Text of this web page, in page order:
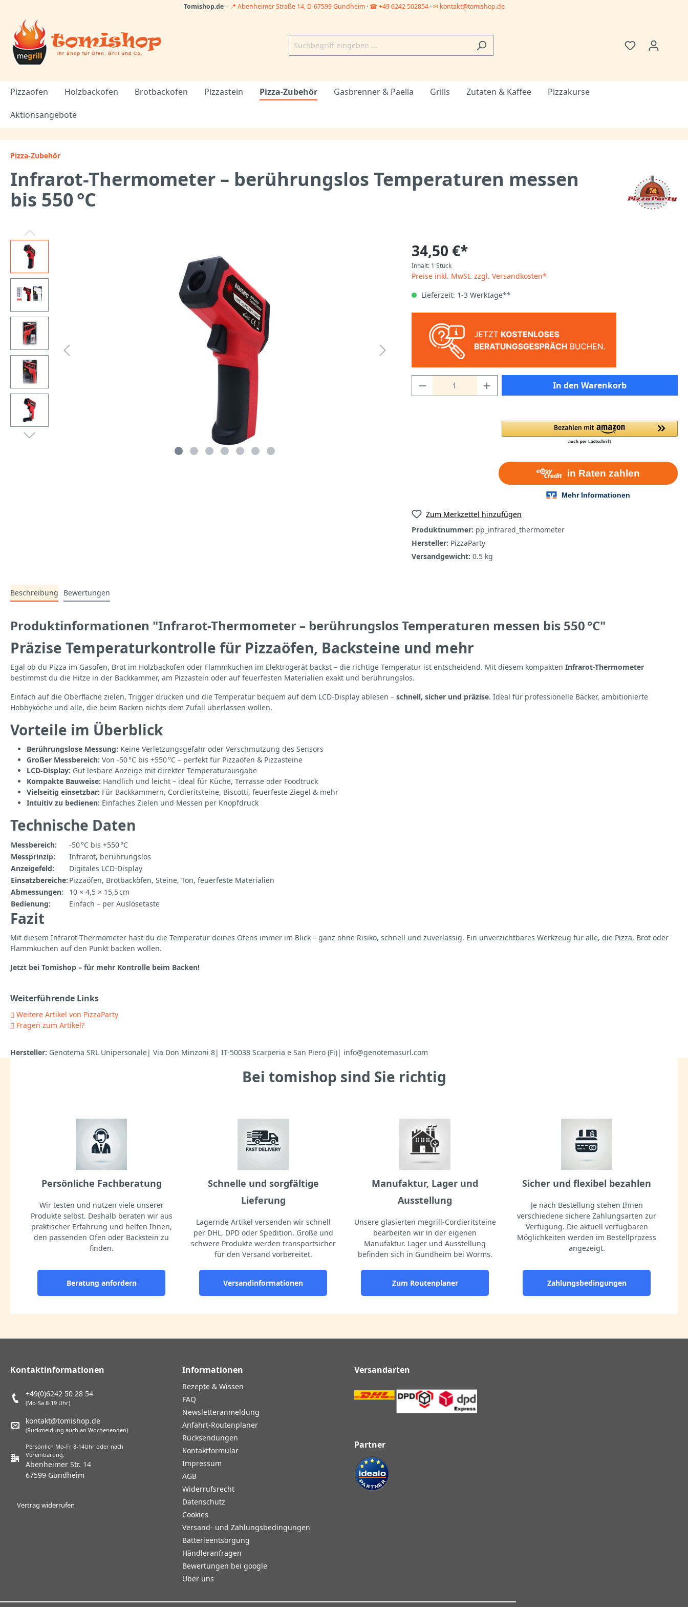
Tomishop.de– 📍 Abenheimer Straße 14, D-67599 Gundheim · ☎ +49 6242 502854·✉ kontakt@tomishop.de
Pizzaofen Holzbackofen Brotbackofen Pizzastein Pizza-Zubehör Gasbrenner & Paella Grills Zutaten & Kaffee Pizzakurse
Aktionsangebote
Pizza-Zubehör
Infrarot-Thermometer – berührungslos Temperaturen messen
bis 550 °C
34,50 €*
Inhalt: 1 Stück
Preise inkl. MwSt. zzgl. Versandkosten*
Lieferzeit: 1-3 Werktage**
In den Warenkorb
Zum Merkzettel hinzufügen
Produktnummer: pp_infrared_thermometer
Hersteller: PizzaParty
Versandgewicht: 0.5 kg
Beschreibung Bewertungen
Produktinformationen "Infrarot-Thermometer – berührungslos Temperaturen messen bis 550 °C"
Präzise Temperaturkontrolle für Pizzaöfen, Backsteine und mehr
Egal ob du Pizza im Gasofen, Brot im Holzbackofen oder Flammkuchen im Elektrogerät backst – die richtige Temperatur ist entscheidend. Mit diesem kompakten Infrarot-Thermometer
bestimmst du die Hitze in der Backkammer, am Pizzastein oder auf feuerfesten Materialien exakt und berührungslos.
Einfach auf die Oberfläche zielen, Trigger drücken und die Temperatur bequem auf dem LCD-Display ablesen – schnell, sicher und präzise. Ideal für professionelle Bäcker, ambitionierte
Hobbyköche und alle, die beim Backen nichts dem Zufall überlassen wollen.
Vorteile im Überblick
Berührungslose Messung: Keine Verletzungsgefahr oder Verschmutzung des Sensors
Großer Messbereich: Von -50 °C bis +550 °C – perfekt für Pizzaöfen & Pizzasteine
LCD-Display: Gut lesbare Anzeige mit direkter Temperaturausgabe
Kompakte Bauweise: Handlich und leicht – ideal für Küche, Terrasse oder Foodtruck
Vielseitig einsetzbar: Für Backkammern, Cordieritsteine, Biscotti, feuerfeste Ziegel & mehr
Intuitiv zu bedienen: Einfaches Zielen und Messen per Knopfdruck
Technische Daten
Messbereich:
-50 °C bis +550 °C
Messprinzip:
Infrarot, berührungslos
Anzeigefeld:
Digitales LCD-Display
Einsatzbereiche: Pizzaöfen, Brotbacköfen, Steine, Ton, feuerfeste Materialien
Abmessungen:
10 × 4,5 × 15,5 cm
Bedienung:
Einfach – per Auslösetaste
Fazit
Mit diesem Infrarot-Thermometer hast du die Temperatur deines Ofens immer im Blick – ganz ohne Risiko, schnell und zuverlässig. Ein unverzichtbares Werkzeug für alle, die Pizza, Brot oder
Flammkuchen auf den Punkt backen wollen.
Jetzt bei Tomishop – für mehr Kontrolle beim Backen!
Weiterführende Links
Weitere Artikel von PizzaParty
Fragen zum Artikel?
Hersteller: Genotema SRL Unipersonale| Via Don Minzoni 8| IT-50038 Scarperia e San Piero (Fi)| info@genotemasurl.com
Bei tomishop sind Sie richtig
Persönliche Fachberatung
Wir testen und nutzen viele unserer
Produkte selbst. Deshalb beraten wir aus
praktischer Erfahrung und helfen Ihnen,
den passenden Ofen oder Backstein zu
finden.
Beratung anfordern
Schnelle und sorgfältige
Lieferung
Lagernde Artikel versenden wir schnell
per DHL, DPD oder Spedition. Große und
schwere Produkte werden transportsicher
für den Versand vorbereitet.
Versandinformationen
Manufaktur, Lager und
Ausstellung
Unsere glasierten megrill-Cordieritsteine
bearbeiten wir in der eigenen
Manufaktur. Lager und Ausstellung
befinden sich in Gundheim bei Worms.
Zum Routenplaner
Sicher und flexibel bezahlen
Je nach Bestellung stehen Ihnen
verschiedene sichere Zahlungsarten zur
Verfügung. Die aktuell verfügbaren
Möglichkeiten werden im Bestellprozess
angezeigt.
Zahlungsbedingungen
Kontaktinformationen
+49(0)6242 50 28 54
(Mo-Sa 8-19 Uhr)
kontakt@tomishop.de
(Rückmeldung auch an Wochenenden)
Persönlich Mo-Fr 8-14Uhr oder nach
Vereinbarung:
Abenheimer Str. 14
67599 Gundheim
Vertrag widerrufen
Informationen
Rezepte & Wissen
FAQ
Newsletteranmeldung
Anfahrt-Routenplaner
Rücksendungen
Kontaktformular
Impressum
AGB
Widerrufsrecht
Datenschutz
Cookies
Versand- und Zahlungsbedingungen
Batterieentsorgung
Händleranfragen
Bewertungen bei google
Über uns
Versandarten
Partner